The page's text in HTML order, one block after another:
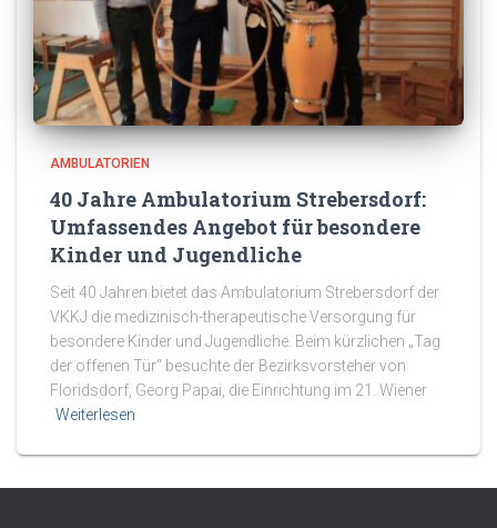
AMBULATORIEN
40 Jahre Ambulatorium Strebersdorf:
Umfassendes Angebot für besondere
Kinder und Jugendliche
Seit 40 Jahren bietet das Ambulatorium Strebersdorf der
VKKJ die medizinisch-therapeutische Versorgung für
besondere Kinder und Jugendliche. Beim kürzlichen „Tag
der offenen Tür“ besuchte der Bezirksvorsteher von
Floridsdorf, Georg Papai, die Einrichtung im 21. Wiener
Weiterlesen